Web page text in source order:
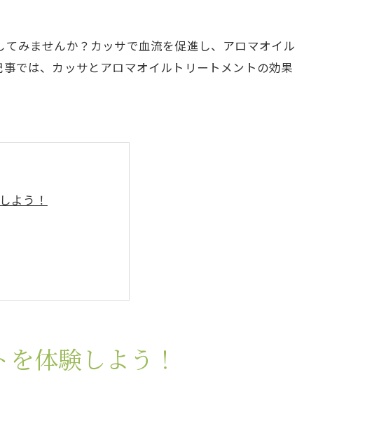
みませんか？カッサで血流を促進し、アロマオイル
では、カッサとアロマオイルトリートメントの効果
よう！
は体験しよう！